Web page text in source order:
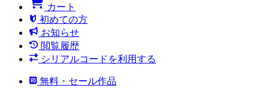
カート
初めての方
お知らせ
閲覧履歴
シリアルコードを利用する
無料・セール作品